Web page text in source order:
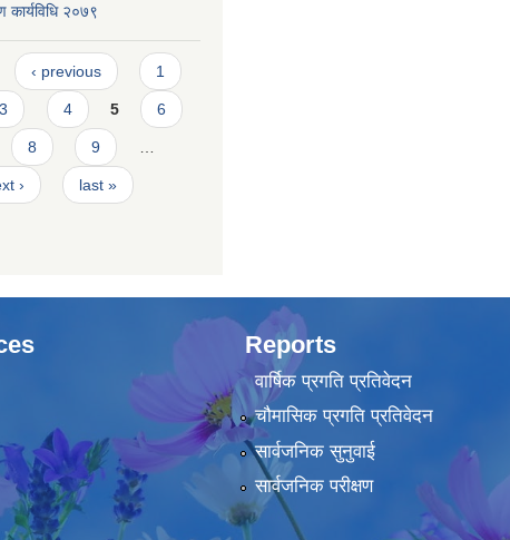
कार्यविधि २०७९
‹ previous 1
3 4 5 6
8 9
› last »
Reports
वार्षिक प्रगति प्रतिवेदन
चौमासिक प्रगति प्रतिवेदन
सार्वजनिक सुनुवाई
सार्वजनिक परीक्षण